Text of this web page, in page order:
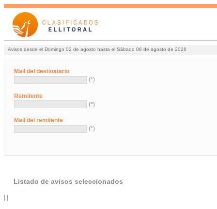
Avisos desde el Domingo 02 de agosto hasta el Sábado 08 de agosto de 2026
Mail del destinatario
(*)
Remitente
(*)
Mail del remitente
(*)
Listado de avisos seleccionados